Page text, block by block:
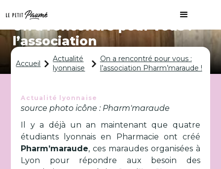
On a rencontré pour vous :
l’association
Pharm’maraude !
Accueil
Actualité
lyonnaise
On a rencontré pour vous :
l’association Pharm’maraude !
Actualité lyonnaise
source photo icône : Pharm'maraude
Il y a déjà un an maintenant que quatre
étudiants lyonnais en Pharmacie ont créé
Pharm’maraude, ces maraudes organisées à
Lyon pour répondre aux besoin des